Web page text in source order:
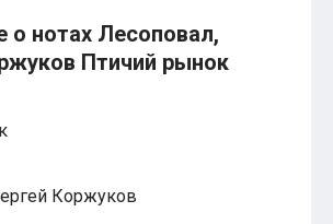
о нотах Лесоповал,
Птичий рынок
Коржуков